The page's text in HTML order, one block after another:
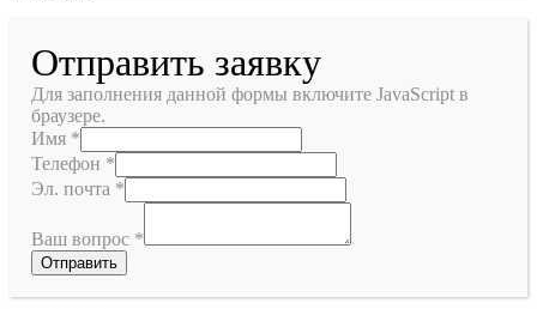
Отправить заявку
Для заполнения данной формы включите JavaScript в
браузере.
Имя *
Телефон *
Эл. почта *
Ваш вопрос *
Отправить